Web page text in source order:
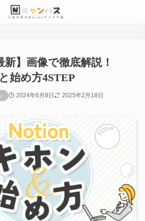
新】画像で徹底解説！
始め方4STEP
2024年6月8日 2025年2月18日